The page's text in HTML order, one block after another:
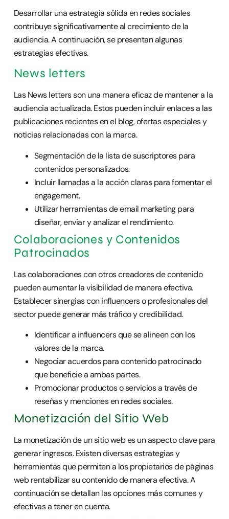
Desarrollar una estrategia sólida en redes sociales
contribuye significativamente al crecimiento de la
audiencia. A continuación, se presentan algunas
estrategias efectivas.
News letters
Las News letters son una manera eficaz de mantener a la
audiencia actualizada. Estos pueden incluir enlaces a las
publicaciones recientes en el blog, ofertas especiales y
noticias relacionadas con la marca.
Segmentación de la lista de suscriptores para
contenidos personalizados.
Incluir llamadas a la acción claras para fomentar el
engagement.
Utilizar herramientas de email marketing para
diseñar, enviar y analizar el rendimiento.
Colaboraciones y Contenidos
Patrocinados
Las colaboraciones con otros creadores de contenido
pueden aumentar la visibilidad de manera efectiva.
Establecer sinergias con influencers o profesionales del
sector puede generar más tráfico y credibilidad.
Identificar a influencers que se alineen con los
valores de la marca.
Negociar acuerdos para contenido patrocinado
que beneficie a ambas partes.
Promocionar productos o servicios a través de
reseñas y menciones en redes sociales.
Monetización del Sitio Web
La monetización de un sitio web es un aspecto clave para
generar ingresos. Existen diversas estrategias y
herramientas que permiten a los propietarios de páginas
web rentabilizar su contenido de manera efectiva. A
continuación se detallan las opciones más comunes y
efectivas a tener en cuenta.